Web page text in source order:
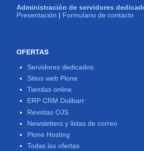
Administración de servidores
Presentación | Formulario de contacto
OFERTAS
Servidores dedicados
Sitios web Plone
Tiendas online
ERP CRM Dolibarr
Revistas OJS
Newsletters y listas de correo
Plone Hosting
Todas las ofertas